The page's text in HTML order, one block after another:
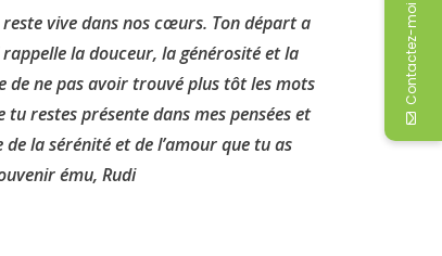
vive dans nos cœurs. Ton départ a
la douceur, la générosité et la
ne pas avoir trouvé plus tôt les mots
restes présente dans mes pensées et
la sérénité et de l’amour que tu as
ému, Rudi
Contactez-moi